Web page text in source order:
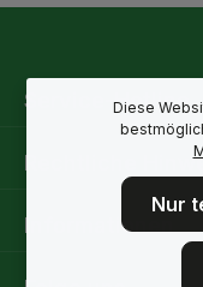
Service-Hotline
Rechtliche
Informationen
Diese
Nur